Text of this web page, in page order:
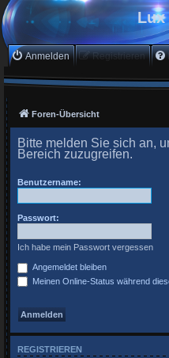
Lux
Anmelden Registrieren
Foren-Übersicht
Bitte melden Sie sich an,
Bereich zuzugreifen.
Benutzername:
Passwort:
Ich habe mein Passwort vergessen
Angemeldet bleiben
Meinen Online-Status während
REGISTRIEREN